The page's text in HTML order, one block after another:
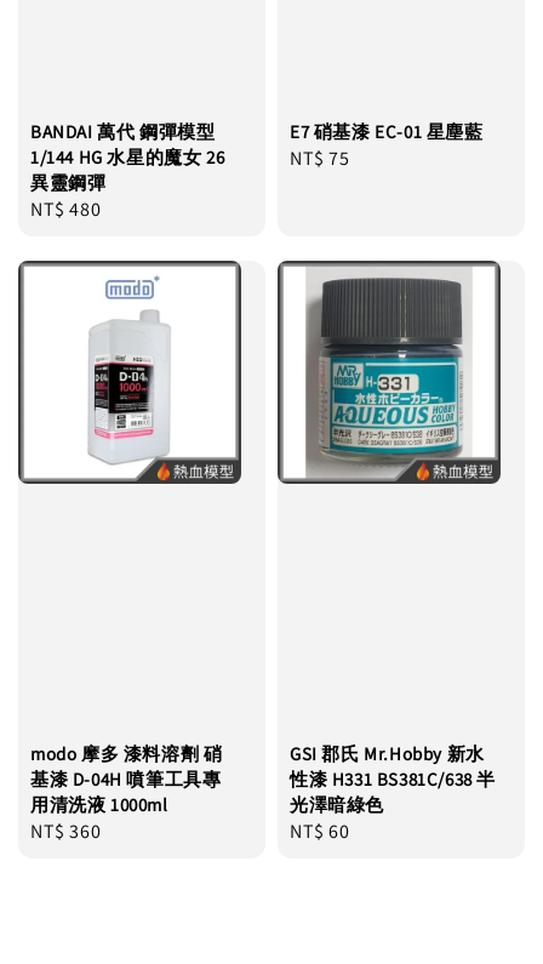
BANDAI 萬代 鋼彈模型
1/144 HG 水星的魔女 26
異靈鋼彈
Regular
NT$ 480
E7 硝基漆 EC-01 星塵藍
Regular
NT$ 75
modo 摩多 漆料溶劑 硝
基漆 D-04H 噴筆工具專
用清洗液 1000ml
Regular
NT$ 360
GSI 郡氏 Mr.Hobby 新水
性漆 H331 BS381C/638 半
光澤暗綠色
Regular
NT$ 60